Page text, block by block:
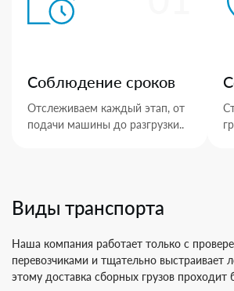
Соблюдение сроков
Отслеживаем каждый этап, от
подачи машины до разгрузки..
Виды транспорта
Наша компания работает только с
перевозчиками и тщательно выстраивает
этому доставка сборных грузов проходит